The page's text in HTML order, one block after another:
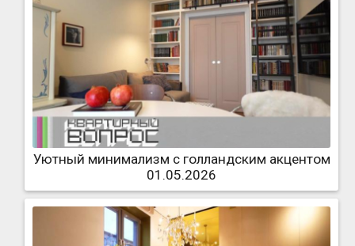
Уютный минимализм с голландским акцентом
01.05.2026